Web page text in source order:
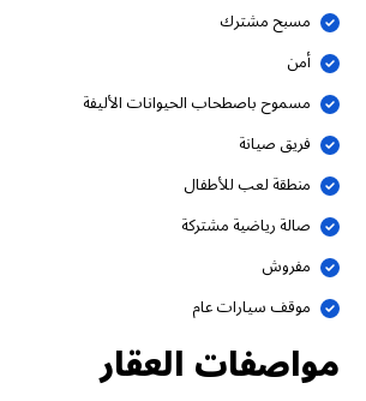
مسبح مشترك
أمن
مسموح باصطحاب الحيوانات الأليفة
فريق صيانة
منطقة لعب للأطفال
صالة رياضية مشتركة
مفروش
موقف سيارات عام
مواصفات العقار